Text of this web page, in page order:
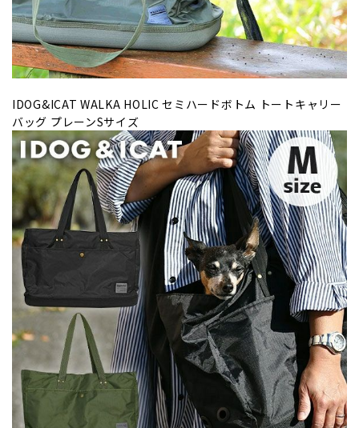
IDOG&ICAT WALKA HOLIC セミハードボトム トートキャリー
バッグ プレーンSサイズ